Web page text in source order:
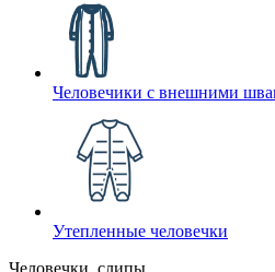
Человечики с внешними
Утепленные человечки
Человечки, слипы